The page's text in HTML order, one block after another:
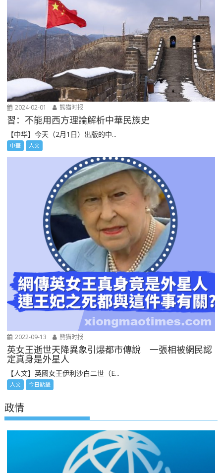
2024-02-01 熊猫时报
習：不能用西方理論解析中華民族史
【中华】今天（2月1日）出版的中...
中華 人文
2022-09-13 熊猫时报
英女王逝世天降異象引爆都市傳說 一張相被網民認
定真身是外星人
【人文】英國女王伊利沙白二世（E...
人文 今日點擊
政情